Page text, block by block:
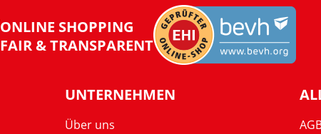
ONLINE SHOPPING
FAIR & TRANSPARENT
UNTERNEHMEN
Über uns